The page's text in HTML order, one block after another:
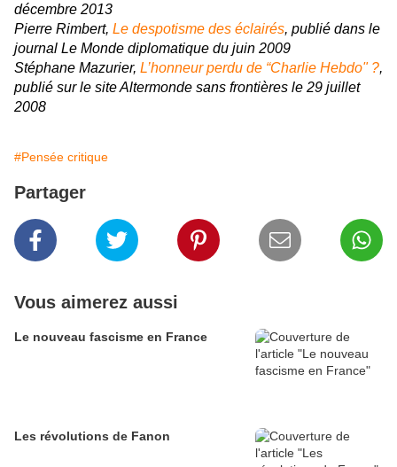
décembre 2013
Pierre Rimbert, Le despotisme des éclairés, publié dans le
journal Le Monde diplomatique du juin 2009
Stéphane Mazurier, L’honneur perdu de “Charlie Hebdo" ?,
publié sur le site Altermonde sans frontières le 29 juillet
2008
#Pensée critique
Partager
Vous aimerez aussi
Le nouveau fascisme en France
Les révolutions de Fanon